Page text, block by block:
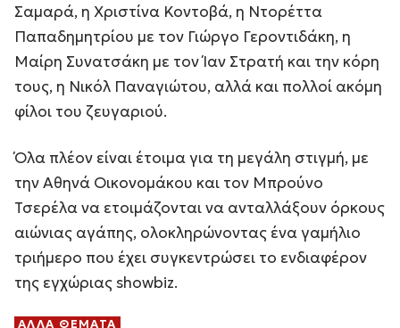
Σαμαρά, η Χριστίνα Κοντοβά, η Ντορέττα
Παπαδημητρίου με τον Γιώργο Γεροντιδάκη, η
Μαίρη Συνατσάκη με τον Ίαν Στρατή και την κόρη
τους, η Νικόλ Παναγιώτου, αλλά και πολλοί ακόμη
φίλοι του ζευγαριού.
Όλα πλέον είναι έτοιμα για τη μεγάλη στιγμή, με
την Αθηνά Οικονομάκου και τον Μπρούνο
Τσερέλα να ετοιμάζονται να ανταλλάξουν όρκους
αιώνιας αγάπης, ολοκληρώνοντας ένα γαμήλιο
τριήμερο που έχει συγκεντρώσει το ενδιαφέρον
της εγχώριας showbiz.
ΑΛΛΑ ΘΕΜΑΤΑ